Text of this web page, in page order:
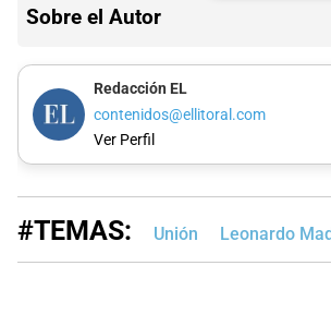
Sobre el Autor
Redacción EL
contenidos@ellitoral.com
Ver Perfil
#TEMAS: Unión Leonardo